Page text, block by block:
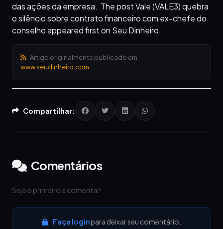
das ações da empresa. The post Vale (VALE3) quebra
o silêncio sobre contrato financeiro com ex-chefe do
conselho appeared first on Seu Dinheiro.
Artigo originalmente publicado em
www.seudinheiro.com
Compartilhar:
Comentários
Seja o primeiro a comentar!
Faça loginpara deixar seu comentário.